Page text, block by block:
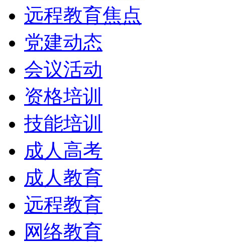
远程教育焦点
党建动态
会议活动
资格培训
技能培训
成人高考
成人教育
远程教育
网络教育